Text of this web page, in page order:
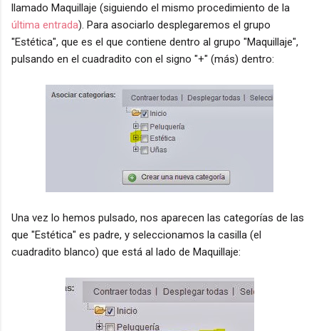
llamado Maquillaje (siguiendo el mismo procedimiento de la
última entrada). Para asociarlo desplegaremos el grupo
"Estética", que es el que contiene dentro al grupo "Maquillaje",
pulsando en el cuadradito con el signo "+" (más) dentro:
Una vez lo hemos pulsado, nos aparecen las categorías de las
que "Estética" es padre, y seleccionamos la casilla (el
cuadradito blanco) que está al lado de Maquillaje: